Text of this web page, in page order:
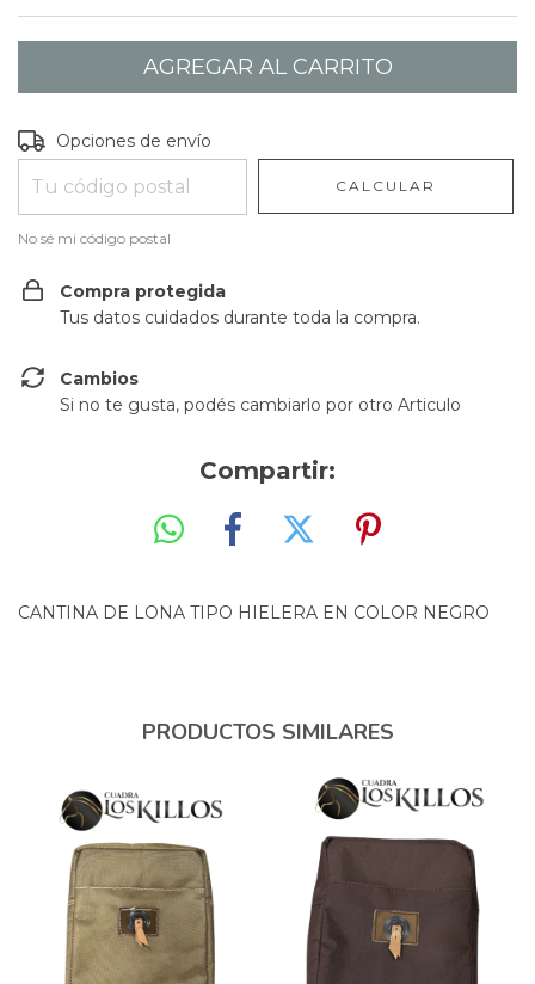
Entregas para el CP:
Opciones de envío
CALCULAR
No sé mi código postal
Compra protegida
Tus datos cuidados durante toda la compra.
Cambios
Si no te gusta, podés cambiarlo por otro Articulo
Compartir:
CANTINA DE LONA TIPO HIELERA EN COLOR NEGRO
PRODUCTOS SIMILARES